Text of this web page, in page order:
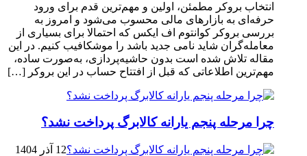
انتخاب بروکر مطمئن، اولین و مهم‌ترین قدم برای ورود
حرفه‌ای به بازارهای مالی محسوب می‌شود و امروز به
بررسی بروکر کوانتوم اف ایکس که احتمالا برای بسیاری از
معامله‌گران شاید نامی جدید باشد را موشکافیب کنیم. در این
مقاله تلاش شده است بدون حاشیه‌پردازی، به‌صورت ساده،
مهم‌ترین اطلاعاتی که قبل از افتتاح حساب در این بروکر […]
چرا مرحله پنجم یارانه کالابرگ پرداخت نشد؟
12 آذر 1404